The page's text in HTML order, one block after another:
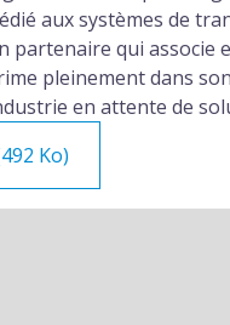
aux systèmes de
qui associe
pleinement dans
en attente de
Ko)